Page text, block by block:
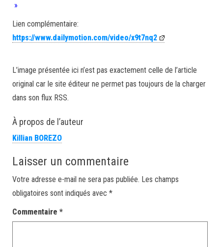
»
Lien complémentaire:
https://www.dailymotion.com/video/x9t7nq2
L’image présentée ici n’est pas exactement celle de l’article
original car le site éditeur ne permet pas toujours de la charger
dans son flux RSS.
À propos de l’auteur
Killian BOREZO
Laisser un commentaire
Votre adresse e-mail ne sera pas publiée. Les champs
obligatoires sont indiqués avec *
Commentaire *